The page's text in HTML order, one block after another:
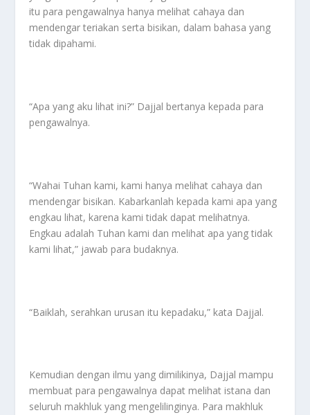
itu para pengawalnya hanya melihat cahaya dan
mendengar teriakan serta bisikan, dalam bahasa yang
tidak dipahami.
“Apa yang aku lihat ini?” Dajjal bertanya kepada para
pengawalnya.
“Wahai Tuhan kami, kami hanya melihat cahaya dan
mendengar bisikan. Kabarkanlah kepada kami apa yang
engkau lihat, karena kami tidak dapat melihatnya.
Engkau adalah Tuhan kami dan melihat apa yang tidak
kami lihat,” jawab para budaknya.
“Baiklah, serahkan urusan itu kepadaku,” kata Dajjal.
Kemudian dengan ilmu yang dimilikinya, Dajjal mampu
membuat para pengawalnya dapat melihat istana dan
seluruh makhluk yang mengelilinginya. Para makhluk